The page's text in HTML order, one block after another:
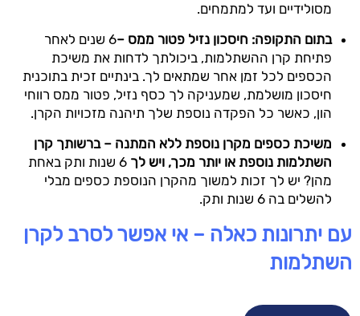
מסולידיים ועד למתמחים.
בתום התקופה: חיסכון נזיל פטור ממס –
6 שנים לאחר
פתיחת קרן ההשתלמות, ביכולתך לדחות את משיכת
הכספים לכל זמן אחר שמתאים לך. בינתיים זכית בתוכנית
חיסכון מושלמת, שמעניקה לך כסף נזיל, פטור ממס רווחי
הון, כאשר כל הפקדה נוספת שלך תיהנה מזכויות הקרן.
משיכת כספים מקרן נוספת ללא המתנה – ברשותך קרן
השתלמות נוספת או יותר מכך, ויש לך
6 שנות ותק באחת
מהן? יש לך זכות למשוך מהקרן הנוספת כספים מבלי
להשלים בה 6 שנות ותק.
עם יתרונות כאלה – אי אפשר לסרב לקרן
השתלמות